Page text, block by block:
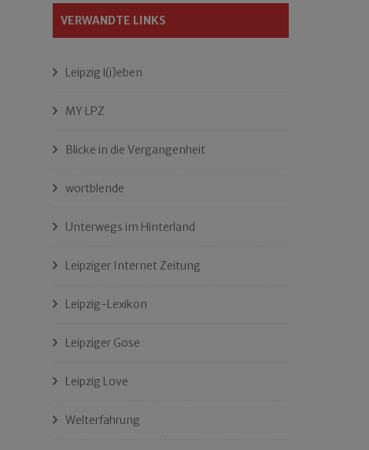
VERWANDTE LINKS
Leipzig l(i)eben
MY LPZ
Blicke in die Vergangenheit
wortblende
Unterwegs im Hinterland
Leipziger Internet Zeitung
Leipzig-Lexikon
Leipziger Gose
Leipzig Love
Welterfahrung